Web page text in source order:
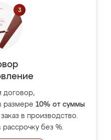
договор,
размере 10% от суммы
в производство.
без %.